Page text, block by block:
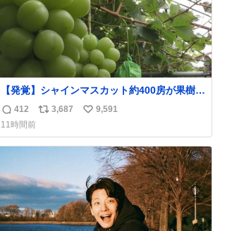
【発覚】シャインマスカット約400房が果樹園
から盗まれる 栃木・佐野市
news.livedoor.com/article/detail… 被害に遭
った果樹園には防犯カメラなどはなく、シャ
インマスカットが盗まれた木には刃物などで
切られた跡が。市内で今年に入って同様の被
害は確認されておらず、警察はパトロールを
強化する。
返
信
数
412
リ
ス
3,687
い
ね
9,591
11時間前